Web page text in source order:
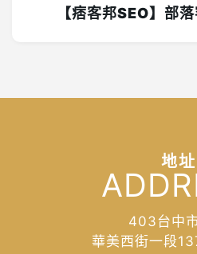
【痞客邦SEO】部
地址
403台中
華美西街一段